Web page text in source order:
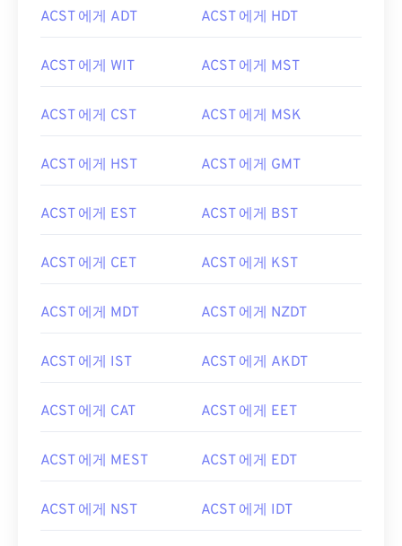
ACST 에게 ADT ACST 에게 HDT
ACST 에게 WIT ACST 에게 MST
ACST 에게 CST ACST 에게 MSK
ACST 에게 HST ACST 에게 GMT
ACST 에게 EST ACST 에게 BST
ACST 에게 CET ACST 에게 KST
ACST 에게 MDT ACST 에게 NZDT
ACST 에게 IST ACST 에게 AKDT
ACST 에게 CAT ACST 에게 EET
ACST 에게 MEST ACST 에게 EDT
ACST 에게 NST ACST 에게 IDT